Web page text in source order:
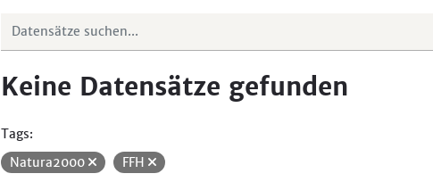
Keine Datensätze gefunden
Tags:
Natura2000
FFH